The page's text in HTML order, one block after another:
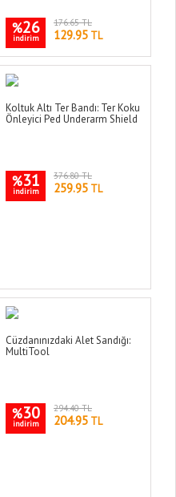
%26
indirim
176.65 TL
129.95 TL
Koltuk Altı Ter Bandı: Ter Koku
Önleyici Ped Underarm Shield
%31
indirim
376.80 TL
259.95 TL
Cüzdanınızdaki Alet Sandığı:
MultiTool
%30
indirim
294.40 TL
204.95 TL